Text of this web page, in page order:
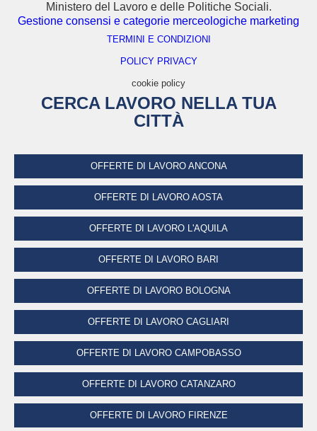
Ministero del Lavoro e delle Politiche Sociali.
Gestione consensi e categorie merceologiche marketing
TERMINI E CONDIZIONI
POLICY PRIVACY
cookie policy
CERCA LAVORO NELLA TUA
CITTÀ
OFFERTE DI LAVORO ANCONA
OFFERTE DI LAVORO AOSTA
OFFERTE DI LAVORO L'AQUILA
OFFERTE DI LAVORO BARI
OFFERTE DI LAVORO BOLOGNA
OFFERTE DI LAVORO CAGLIARI
OFFERTE DI LAVORO CAMPOBASSO
OFFERTE DI LAVORO CATANZARO
OFFERTE DI LAVORO FIRENZE